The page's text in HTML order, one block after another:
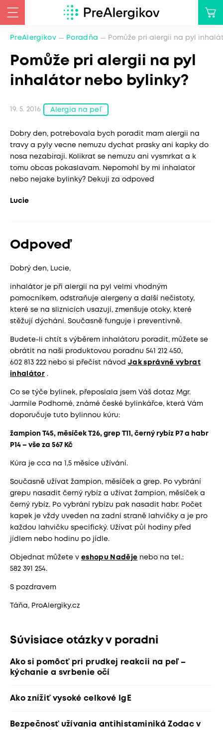
PreAlergikov Poradňa Pomůže pri alergii na pyl
Pomůže pri alergii na pyl
inhalátor nebo bylinky?
19. 5. 2016 Alergia na peľ
Dobry den, potrebovala bych poradit mam alergii na
travy a pyly vecne nemuzu dychat prasky ani kapky do
nosa nezabiraji. Kolikrat se nemuzu ani vysmrkat a k
tomu obcas pokaslavam. Nepomohl by mi inhalator
nebo nejake bylinky? Dekuji za odpoved
Lucie
Odpoveď
Dobrý den, Lucie,
inhalátor je při alergii na pyl velmi vhodným
pomocníkem, odstraňuje alergeny a další nečistoty,
které se na sliznicích usazují, zmenšuje otoky, které
stěžují dýchání. Současně funguje i preventivně.
Budete-li chtít s výběrem inhalátoru poradit, můžete se
obrátit na naši produktovou poradnu 541 212 450,
602 813 222 nebo si přečíst návod Jak správně vybrat
inhalátor .
Co se týče bylinek, přeposlala jsem Váš dotaz Mgr.
Jarmile Podhorné, známé české bylinkářce, která Vám
doporučuje tuto bylinnou kúru:
žampion T45, měsíček T26, grep T11, černý rybíz P7 a habr
P14 – vše za 567 Kč
Kúra je cca na 1,5 měsíce užívání.
Současně užívat žampion, měsíček a grep. Po vybrání
grepu nasadit černý rybíz a užívat žampion, měsíček a
černý rybíz. Po vybrání rybízu pak nasadit habr. Počet
kapek je vždy uveden na zadní straně lahvičky a je pro
každou lahvičku specifický. Užívat půl hodiny před
jídlem nebo hodinu po jídle.
Objednat můžete v eshopu Naděje nebo na tel.:
582 391 254.
S pozdravem
Táňa, ProAlergiky.cz
Súvisiace otázky v poradni
Ako si pomôcť pri prudkej reakcii na peľ –
kýchanie a svrbenie očí
Ako znížiť vysoké celkové IgE
Bezpečnosť užívania antihistaminiká Zodac v